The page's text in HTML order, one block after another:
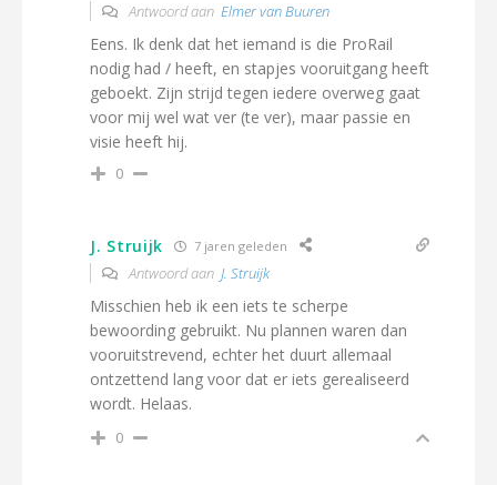
Antwoord aan Elmer van Buuren
Eens. Ik denk dat het iemand is die ProRail
nodig had / heeft, en stapjes vooruitgang heeft
geboekt. Zijn strijd tegen iedere overweg gaat
voor mij wel wat ver (te ver), maar passie en
visie heeft hij.
0
J. Struijk 7 jaren geleden
Antwoord aan J. Struijk
Misschien heb ik een iets te scherpe
bewoording gebruikt. Nu plannen waren dan
vooruitstrevend, echter het duurt allemaal
ontzettend lang voor dat er iets gerealiseerd
wordt. Helaas.
0